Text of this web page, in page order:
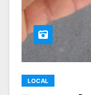
LOCAL